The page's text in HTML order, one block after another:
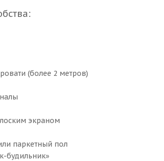
(более 2 метров)
экраном
паркетный пол
будильник»